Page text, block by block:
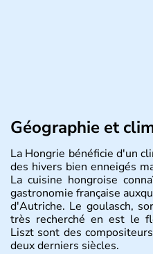
Géographie et
La Hongrie bénéficie d'un
des hivers bien enneigés
La cuisine hongroise
gastronomie française
d'Autriche. Le goulasch,
très recherché en est le
Liszt sont des
deux derniers siècles.